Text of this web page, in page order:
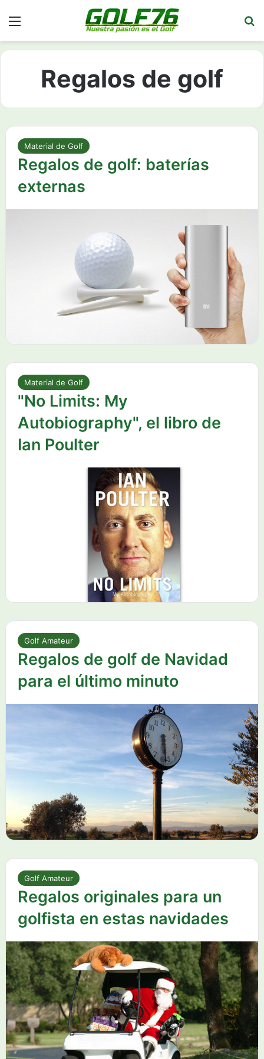
Regalos de golf
Material de Golf
Regalos de golf: baterías
externas
Material de Golf
"No Limits: My
Autobiography", el libro de
Ian Poulter
Golf Amateur
Regalos de golf de Navidad
para el último minuto
Golf Amateur
Regalos originales para un
golfista en estas navidades